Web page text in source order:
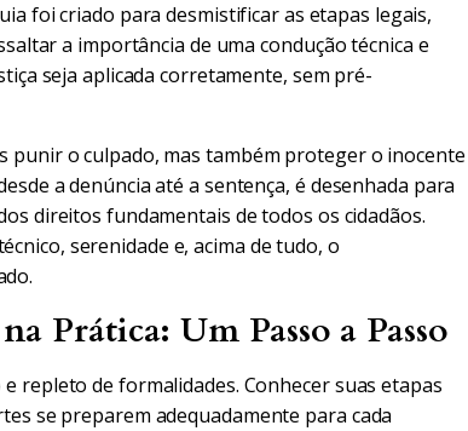
foi criado para desmistificar as etapas legais,
a importância de uma condução técnica e
seja aplicada corretamente, sem pré-
punir o culpado, mas também proteger o inocente
a denúncia até a sentença, é desenhada para
direitos fundamentais de todos os cidadãos.
serenidade e, acima de tudo, o
Prática: Um Passo a Passo
repleto de formalidades. Conhecer suas etapas
se preparem adequadamente para cada